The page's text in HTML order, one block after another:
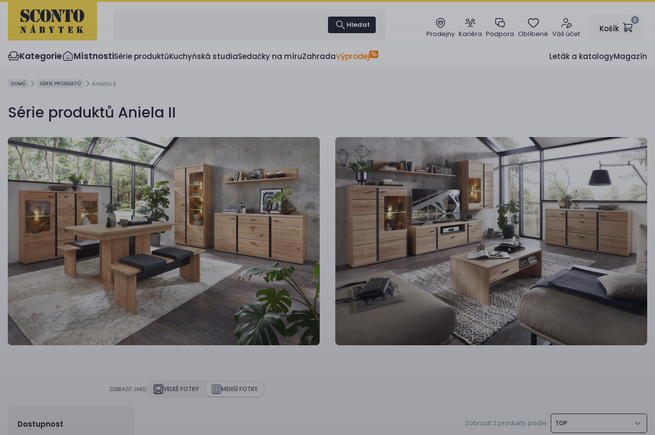
Hledat
Prodejny Kariéra Podpora Oblíbené Váš účet
Košík
0
Kategorie MístnostiSérie produktůKuchyňská studiaSedačky na míruZahradaVýprodej Leták a katalogyMagazín
DOMŮ SÉRIE PRODUKTŮ Aniela II
Série produktů Aniela II
ZOBRAZIT JAKO VELKÉ FOTKY MENŠÍ FOTKY
Dostupnost TOP
Zobrazit 2 produkty podle